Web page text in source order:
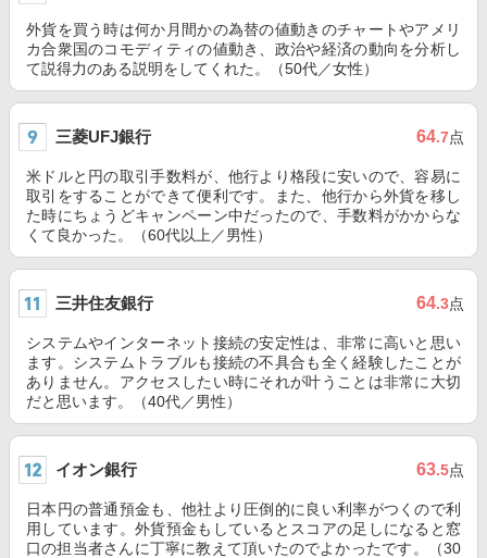
外貨を買う時は何か月間かの為替の値動きのチャートやアメリ
カ合衆国のコモディティの値動き、政治や経済の動向を分析し
て説得力のある説明をしてくれた。（50代／女性）
三菱UFJ銀行 64.7点
米ドルと円の取引手数料が、他行より格段に安いので、容易に
取引をすることができて便利です。また、他行から外貨を移し
た時にちょうどキャンペーン中だったので、手数料がかからな
くて良かった。（60代以上／男性）
三井住友銀行 64.3点
システムやインターネット接続の安定性は、非常に高いと思い
ます。システムトラブルも接続の不具合も全く経験したことが
ありません。アクセスしたい時にそれが叶うことは非常に大切
だと思います。（40代／男性）
イオン銀行 63.5点
日本円の普通預金も、他社より圧倒的に良い利率がつくので利
用しています。外貨預金もしているとスコアの足しになると窓
口の担当者さんに丁寧に教えて頂いたのでよかったです。（30